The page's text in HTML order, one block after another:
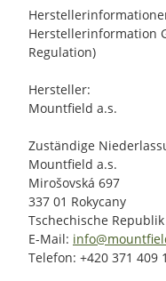
Herstellerinformation
Regulation)
Hersteller:
Mountfield a.s.
Zuständige
Mountfield a.s.
Mirošovská 697
337 01 Rokycany
Tschechische Republik
E-Mail:
Telefon: +420 371 409